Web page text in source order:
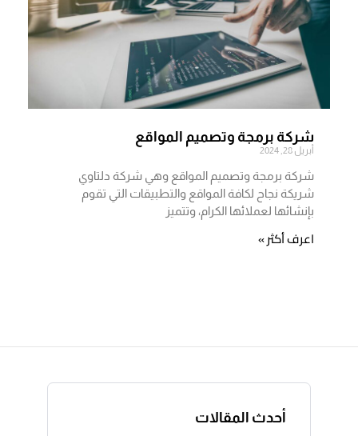
أحدث المقالات
شركة برمجة وتصميم المواقع
أبريل 28, 2024
شركة برمجة وتصميم المواقع وهي شركة دلتاوي
شريكة نجاح لكافة المواقع والتطبيقات التي تقوم
بإنشائها لعملائها الكرام، وتتميز
اعرف أكثر »